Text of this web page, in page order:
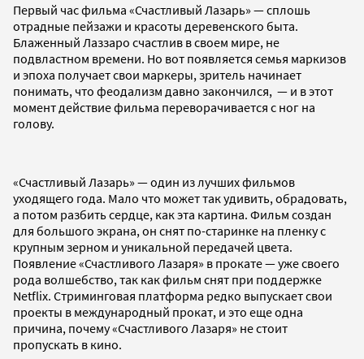
Первый час фильма «Счастливый Лазарь» — сплошь
отрадные пейзажи и красоты деревенского быта.
Блаженный Лаззаро счастлив в своем мире, не
подвластном времени. Но вот появляется семья маркизов
и эпоха получает свои маркеры, зритель начинает
понимать, что феодализм давно закончился, — и в этот
момент действие фильма переворачивается с ног на
голову.
«Счастливый Лазарь» — один из лучших фильмов
уходящего года. Мало что может так удивить, обрадовать,
а потом разбить сердце, как эта картина. Фильм создан
для большого экрана, он снят по-старинке на пленку с
крупным зерном и уникальной передачей цвета.
Появление «Счастливого Лазаря» в прокате — уже своего
рода волшебство, так как фильм снят при поддержке
Netflix. Стриминговая платформа редко выпускает свои
проекты в международный прокат, и это еще одна
причина, почему «Счастливого Лазаря» не стоит
пропускать в кино.